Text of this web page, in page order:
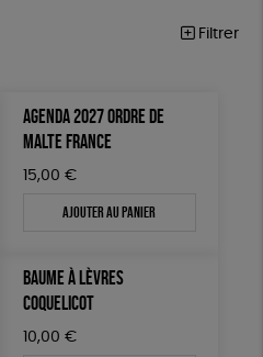
Filtrer
Fairtrade Vegan
FSC
AGENDA 2027 ORDRE DE
MALTE FRANCE
15,00 €
Ajouter au panier
BAUME À LÈVRES
COQUELICOT
10,00 €